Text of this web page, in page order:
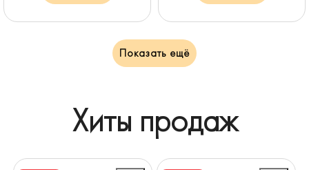
Показать ещё
Хиты продаж